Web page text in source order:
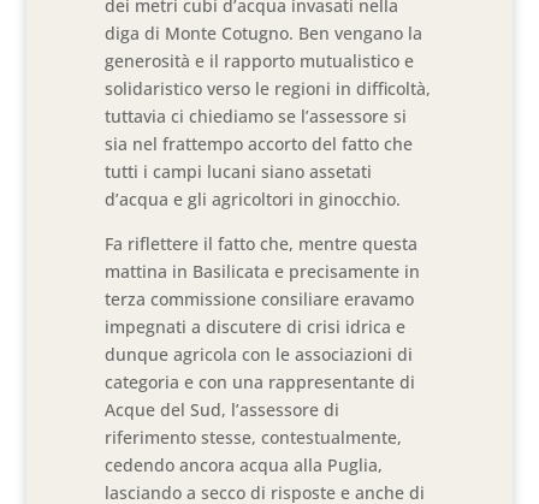
dei metri cubi d’acqua invasati nella
diga di Monte Cotugno. Ben vengano la
generosità e il rapporto mutualistico e
solidaristico verso le regioni in difficoltà,
tuttavia ci chiediamo se l’assessore si
sia nel frattempo accorto del fatto che
tutti i campi lucani siano assetati
d’acqua e gli agricoltori in ginocchio.
Fa riflettere il fatto che, mentre questa
mattina in Basilicata e precisamente in
terza commissione consiliare eravamo
impegnati a discutere di crisi idrica e
dunque agricola con le associazioni di
categoria e con una rappresentante di
Acque del Sud, l’assessore di
riferimento stesse, contestualmente,
cedendo ancora acqua alla Puglia,
lasciando a secco di risposte e anche di